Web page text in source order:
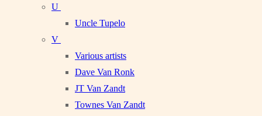
U
Uncle Tupelo
V
Various artists
Dave Van Ronk
JT Van Zandt
Townes Van Zandt